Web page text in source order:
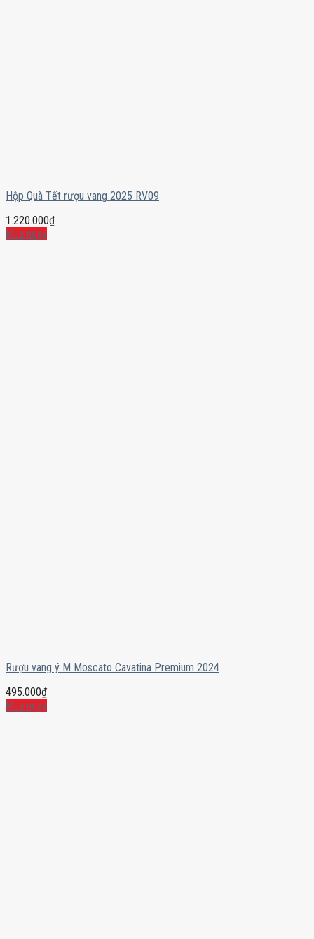
Hộp Quà Tết rượu vang 2025 RV09
1.220.000₫
Mua ngay
Rượu vang ý M Moscato Cavatina Premium 2024
495.000₫
Mua ngay